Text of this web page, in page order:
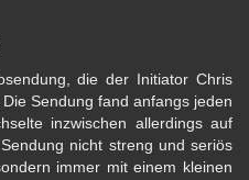
die der Initiator Chris
Sendung fand anfangs jeden
inzwischen allerdings auf
nicht streng und seriös
immer mit einem kleinen